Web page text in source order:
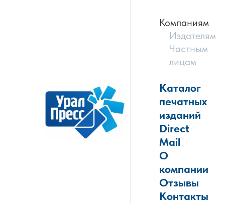
Компаниям
Издателям
Частным
лицам
Каталог
печатных
изданий
Direct
Mail
О
компании
Отзывы
Контакты